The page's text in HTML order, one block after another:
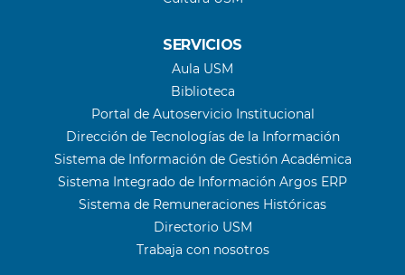
SERVICIOS
Aula USM
Biblioteca
Portal de Autoservicio Institucional
Dirección de Tecnologías de la Información
Sistema de Información de Gestión Académica
Sistema Integrado de Información Argos ERP
Sistema de Remuneraciones Históricas
Directorio USM
Trabaja con nosotros